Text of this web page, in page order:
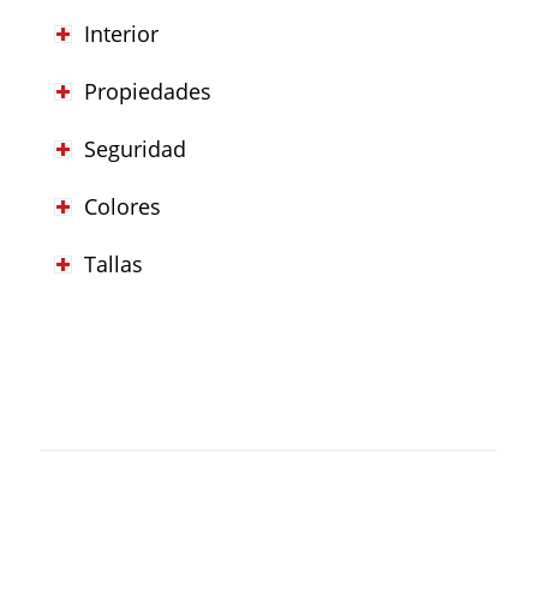
Interior
Propiedades
Seguridad
Colores
Tallas